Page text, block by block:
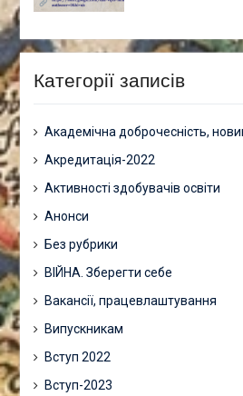
Категорії записів
Академічна доброчесність,
Акредитація-2022
Активності здобувачів освіти
Анонси
Без рубрики
ВІЙНА. Зберегти себе
Вакансії, працевлаштування
Випускникам
Вступ 2022
Вступ-2023